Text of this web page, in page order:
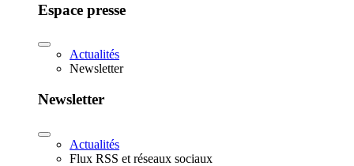
Espace presse
Actualités
Newsletter
Newsletter
Actualités
Flux RSS et réseaux sociaux